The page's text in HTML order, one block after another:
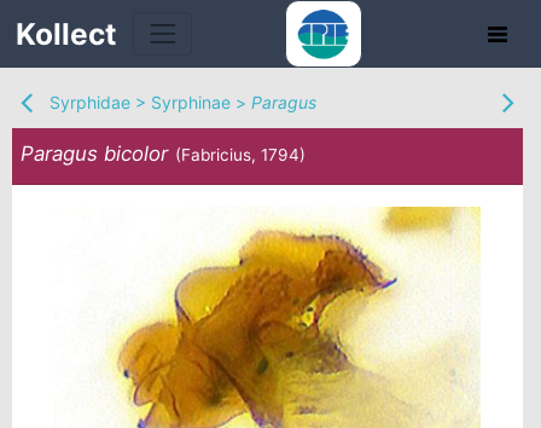
Kollect
Syrphidae > Syrphinae > Paragus
Paragus bicolor (Fabricius, 1794)